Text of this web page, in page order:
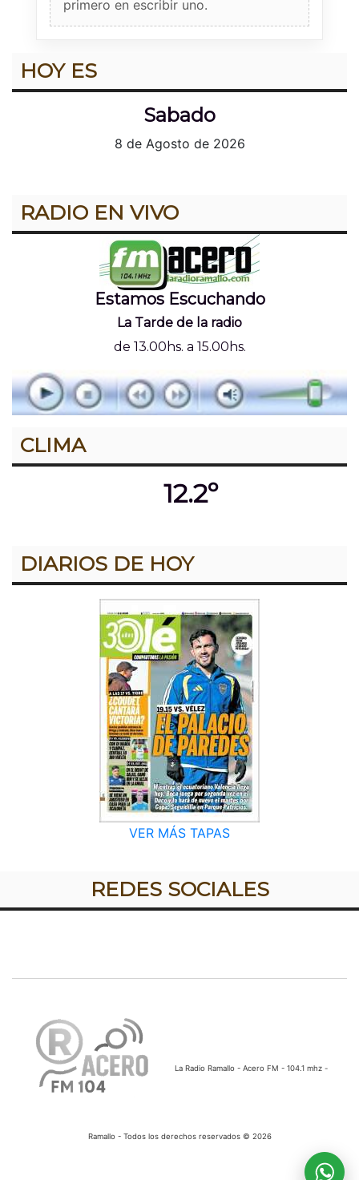
primero en escribir uno.
HOY ES
Sabado
8 de Agosto de 2026
RADIO EN VIVO
Estamos Escuchando
La Tarde de la radio
de 13.00hs. a 15.00hs.
CLIMA
12.2º
DIARIOS DE HOY
VER MÁS TAPAS
REDES SOCIALES
La Radio Ramallo - Acero FM - 104.1 mhz -
Ramallo - Todos los derechos reservados © 2026